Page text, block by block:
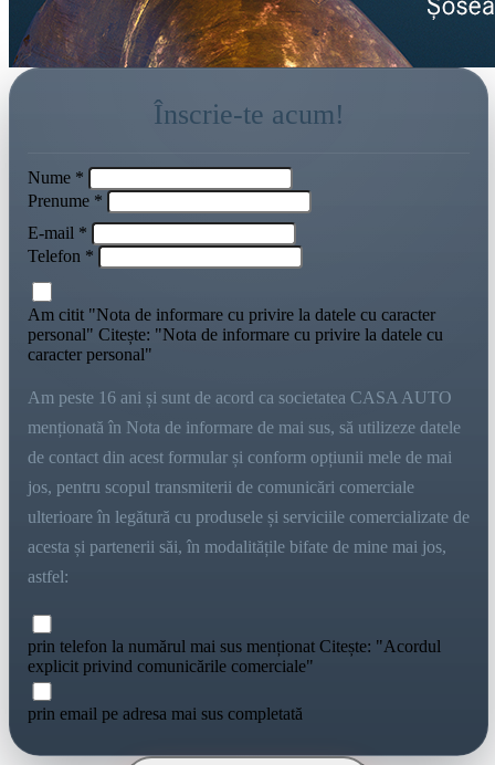
Înscrie-te acum!
Nume *
Prenume *
E-mail *
Telefon *
Am citit "Nota de informare cu privire la datele cu caracter
personal" Citește: "Nota de informare cu privire la datele cu
caracter personal"
Am peste 16 ani și sunt de acord ca societatea CASA AUTO
menționată în Nota de informare de mai sus, să utilizeze datele
de contact din acest formular și conform opțiunii mele de mai
jos, pentru scopul transmiterii de comunicări comerciale
ulterioare în legătură cu produsele și serviciile comercializate de
acesta și partenerii săi, în modalitățile bifate de mine mai jos,
astfel:
prin telefon la numărul mai sus menționat Citește: "Acordul
explicit privind comunicările comerciale"
prin email pe adresa mai sus completată